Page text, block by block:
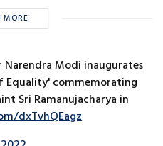
MORE
Narendra Modi inaugurates
commemorating
Sri Ramanujacharya in
dxTvhQEagz